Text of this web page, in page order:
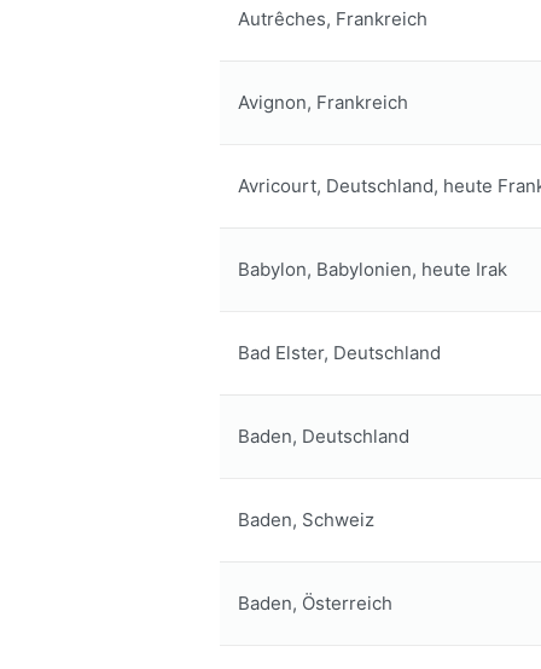
Autrêches, Frankreich
Avignon, Frankreich
Avricourt, Deutschland, heute
Babylon, Babylonien, heute Irak
Bad Elster, Deutschland
Baden, Deutschland
Baden, Schweiz
Baden, Österreich